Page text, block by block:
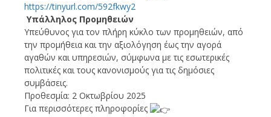
https://tinyurl.com/592fkwy2
Υπάλληλος Προμηθειών
Υπεύθυνος για τον πλήρη κύκλο των προμηθειών, από
την προμήθεια και την αξιολόγηση έως την αγορά
αγαθών και υπηρεσιών, σύμφωνα με τις εσωτερικές
πολιτικές και τους κανονισμούς για τις δημόσιες
συμβάσεις.
Προθεσμία: 2 Οκτωβρίου 2025
Για περισσότερες πληροφορίες